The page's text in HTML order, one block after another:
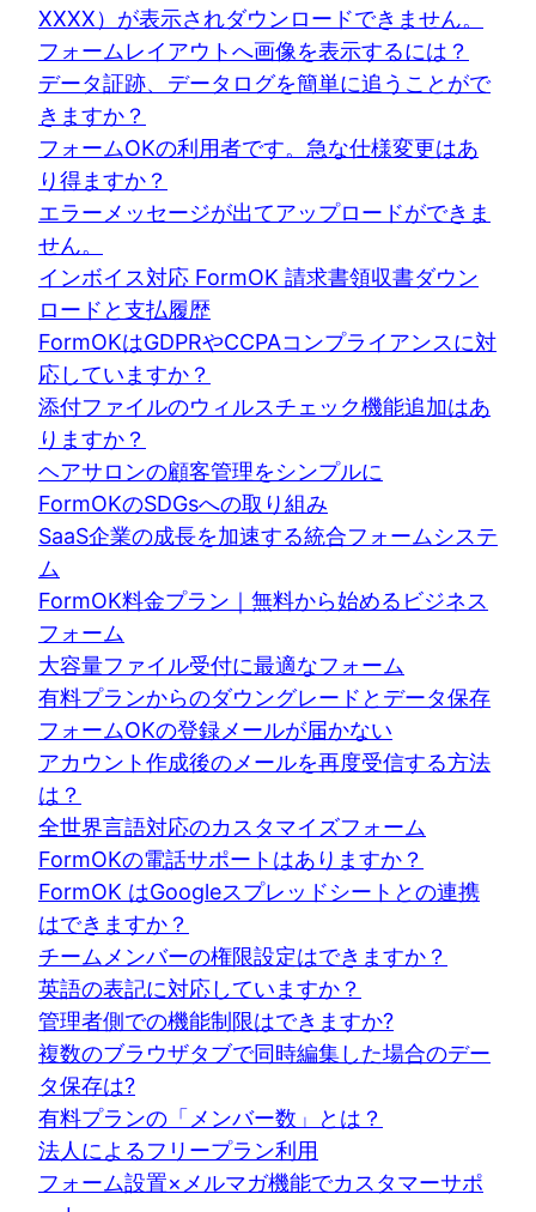
XXXX）が表示されダウンロードできません。
フォームレイアウトへ画像を表示するには？
データ証跡、データログを簡単に追うことがで
きますか？
フォームOKの利用者です。急な仕様変更はあ
り得ますか？
エラーメッセージが出てアップロードができま
せん。
インボイス対応 FormOK 請求書領収書ダウン
ロードと支払履歴
FormOKはGDPRやCCPAコンプライアンスに対
応していますか？
添付ファイルのウィルスチェック機能追加はあ
りますか？
ヘアサロンの顧客管理をシンプルに
FormOKのSDGsへの取り組み
SaaS企業の成長を加速する統合フォームシステ
ム
FormOK料金プラン｜無料から始めるビジネス
フォーム
大容量ファイル受付に最適なフォーム
有料プランからのダウングレードとデータ保存
フォームOKの登録メールが届かない
アカウント作成後のメールを再度受信する方法
は？
全世界言語対応のカスタマイズフォーム
FormOKの電話サポートはありますか？
FormOK はGoogleスプレッドシートとの連携
はできますか？
チームメンバーの権限設定はできますか？
英語の表記に対応していますか？
管理者側での機能制限はできますか?
複数のブラウザタブで同時編集した場合のデー
タ保存は?
有料プランの「メンバー数」とは？
法人によるフリープラン利用
フォーム設置×メルマガ機能でカスタマーサポ